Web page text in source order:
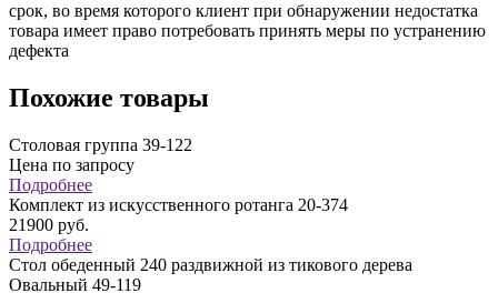
срок, во время которого клиент при обнаружении недостатка
товара имеет право потребовать принять меры по устранению
дефекта
Похожие товары
Столовая группа 39-122
Цена по запросу
Подробнее
Комплект из искусственного ротанга 20-374
21900 руб.
Подробнее
Стол обеденный 240 раздвижной из тикового дерева
Овальный 49-119